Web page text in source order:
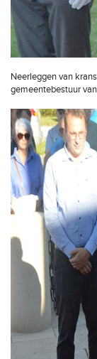
Neerleggen van
gemeentebestuur